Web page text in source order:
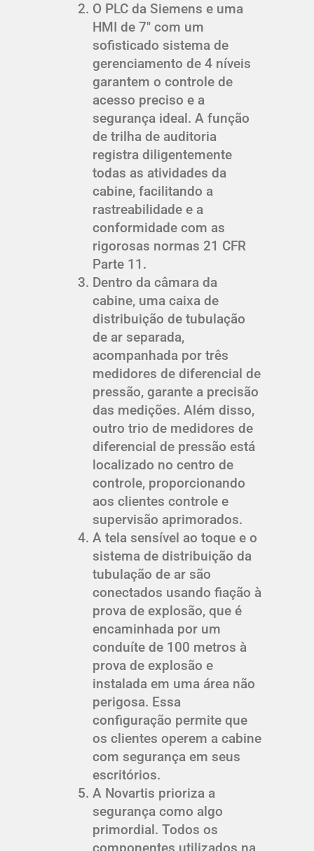
O PLC da Siemens e uma
HMI de 7" com um
sofisticado sistema de
gerenciamento de 4 níveis
garantem o controle de
acesso preciso e a
segurança ideal. A função
de trilha de auditoria
registra diligentemente
todas as atividades da
cabine, facilitando a
rastreabilidade e a
conformidade com as
rigorosas normas 21 CFR
Parte 11.
Dentro da câmara da
cabine, uma caixa de
distribuição de tubulação
de ar separada,
acompanhada por três
medidores de diferencial de
pressão, garante a precisão
das medições. Além disso,
outro trio de medidores de
diferencial de pressão está
localizado no centro de
controle, proporcionando
aos clientes controle e
supervisão aprimorados.
A tela sensível ao toque e o
sistema de distribuição da
tubulação de ar são
conectados usando fiação à
prova de explosão, que é
encaminhada por um
conduíte de 100 metros à
prova de explosão e
instalada em uma área não
perigosa. Essa
configuração permite que
os clientes operem a cabine
com segurança em seus
escritórios.
A Novartis prioriza a
segurança como algo
primordial. Todos os